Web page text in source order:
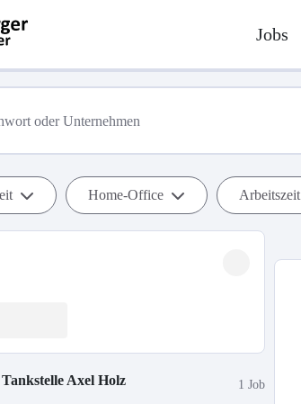
Jobs
Home-Office Arbeitszeit
Axel Holz 1 Job